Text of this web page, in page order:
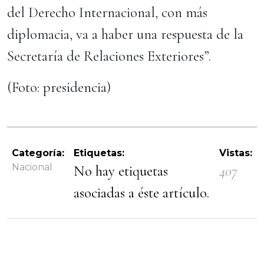
del Derecho Internacional, con más
diplomacia, va a haber una respuesta de la
Secretaría de Relaciones Exteriores”.
(Foto: presidencia)
Categoría:
Nacional
Etiquetas:
No hay etiquetas
asociadas a éste artículo.
Vistas:
407